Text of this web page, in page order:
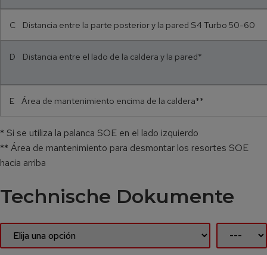
C Distancia entre la parte posterior y la pared S4 Turbo 50-60
D Distancia entre el lado de la caldera y la pared*
E Área de mantenimiento encima de la caldera**
* Si se utiliza la palanca SOE en el lado izquierdo
** Área de mantenimiento para desmontar los resortes SOE
hacia arriba
Technische Dokumente